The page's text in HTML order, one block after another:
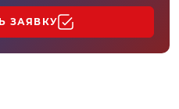
ЗАЯВКУ